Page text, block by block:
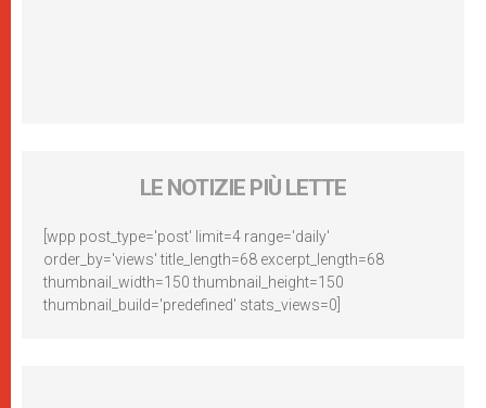
LE NOTIZIE PIÙ LETTE
[wpp post_type='post' limit=4 range='daily'
order_by='views' title_length=68 excerpt_length=68
thumbnail_width=150 thumbnail_height=150
thumbnail_build='predefined' stats_views=0]